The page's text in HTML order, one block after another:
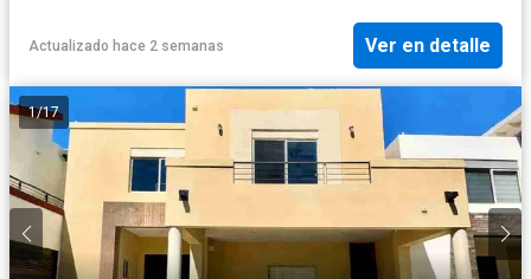
Actualizado hace 2 semanas Ver en detalle
1/17